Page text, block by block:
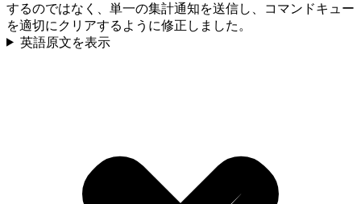
するのではなく、単一の集計通知を送信し、コマンドキュー
を適切にクリアするように修正しました。
英語原文を表示